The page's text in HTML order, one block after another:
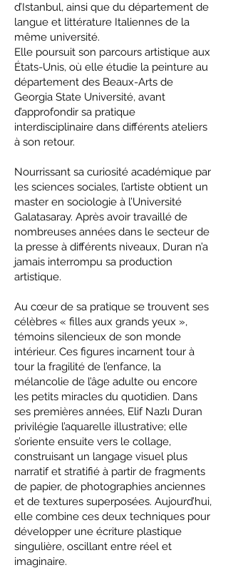
d’Istanbul, ainsi que du département de
langue et littérature Italiennes de la
même université.
Elle poursuit son parcours artistique aux
États-Unis, où elle étudie la peinture au
département des Beaux-Arts de
Georgia State Université, avant
d’approfondir sa pratique
interdisciplinaire dans différents ateliers
à son retour.
Nourrissant sa curiosité académique par
les sciences sociales, l’artiste obtient un
master en sociologie à l’Université
Galatasaray. Après avoir travaillé de
nombreuses années dans le secteur de
la presse à différents niveaux, Duran n’a
jamais interrompu sa production
artistique.
Au cœur de sa pratique se trouvent ses
célèbres « filles aux grands yeux »,
témoins silencieux de son monde
intérieur. Ces figures incarnent tour à
tour la fragilité de l’enfance, la
mélancolie de l’âge adulte ou encore
les petits miracles du quotidien. Dans
ses premières années, Elif Nazlı Duran
privilégie l’aquarelle illustrative; elle
s’oriente ensuite vers le collage,
construisant un langage visuel plus
narratif et stratifié à partir de fragments
de papier, de photographies anciennes
et de textures superposées. Aujourd’hui,
elle combine ces deux techniques pour
développer une écriture plastique
singulière, oscillant entre réel et
imaginaire.